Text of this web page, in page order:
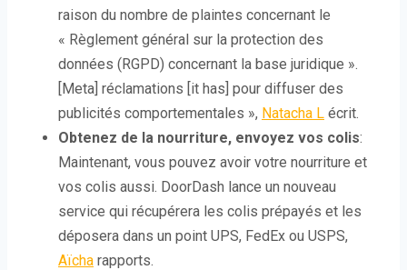
raison du nombre de plaintes concernant le
« Règlement général sur la protection des
données (RGPD) concernant la base juridique ».
[Meta] réclamations [it has] pour diffuser des
publicités comportementales », Natacha L écrit.
Obtenez de la nourriture, envoyez vos colis:
Maintenant, vous pouvez avoir votre nourriture et
vos colis aussi. DoorDash lance un nouveau
service qui récupérera les colis prépayés et les
déposera dans un point UPS, FedEx ou USPS,
Aïcha rapports.